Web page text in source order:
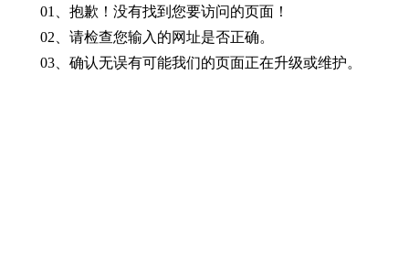
01、抱歉！没有找到您要访问的页面！
02、请检查您输入的网址是否正确。
03、确认无误有可能我们的页面正在升级或维护。